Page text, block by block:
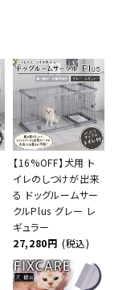
【16%OFF】犬用 ト
イレのしつけが出来
る ドッグルームサー
クルPlus グレー レ
ギュラー
27,280円 (税込)